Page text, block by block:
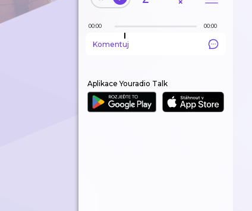
00:00 00:00
Komentuj
Aplikace Youradio Talk